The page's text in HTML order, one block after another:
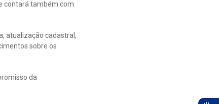
contará também com
atualização cadastral,
sobre os
da